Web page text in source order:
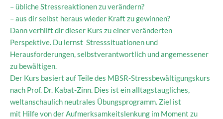
– übliche Stressreaktionen zu verändern?
– aus dir selbst heraus wieder Kraft zu gewinnen?
Dann verhilft dir dieser Kurs zu einer veränderten
Perspektive. Du lernst Stresssituationen und
Herausforderungen, selbstverantwortlich und angemessener
zu bewältigen.
Der Kurs basiert auf Teile des MBSR-Stressbewältigungskurs
nach Prof. Dr. Kabat-Zinn. Dies ist ein alltagstaugliches,
weltanschaulich neutrales Übungsprogramm. Ziel ist
mit Hilfe von der Aufmerksamkeitslenkung im Moment zu